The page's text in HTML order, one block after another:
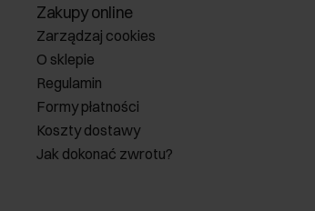
Zakupy online
Zarządzaj cookies
O sklepie
Regulamin
Formy płatności
Koszty dostawy
Jak dokonać zwrotu?